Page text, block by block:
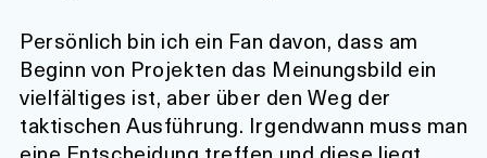
Persönlich bin ich ein Fan davon, dass am
Beginn von Projekten das Meinungsbild ein
vielfältiges ist, aber über den Weg der
taktischen Ausführung. Irgendwann muss man